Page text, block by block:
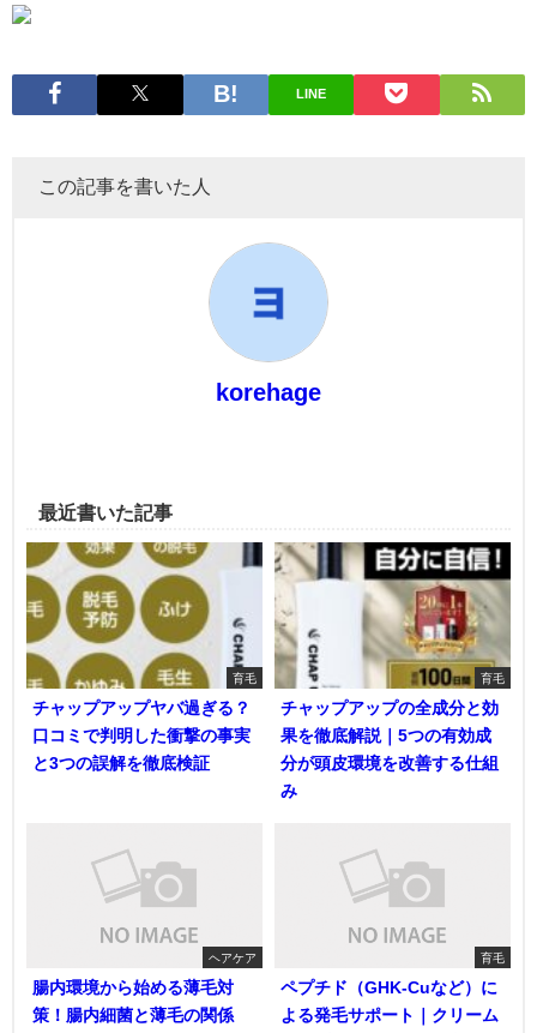
LINE
この記事を書いた人
korehage
最近書いた記事
育毛
チャップアップヤバ過ぎる？
口コミで判明した衝撃の事実
と3つの誤解を徹底検証
育毛
チャップアップの全成分と効
果を徹底解説｜5つの有効成
分が頭皮環境を改善する仕組
み
ヘアケア
腸内環境から始める薄毛対
策！腸内細菌と薄毛の関係
育毛
ペプチド（GHK-Cuなど）に
よる発毛サポート｜クリーム